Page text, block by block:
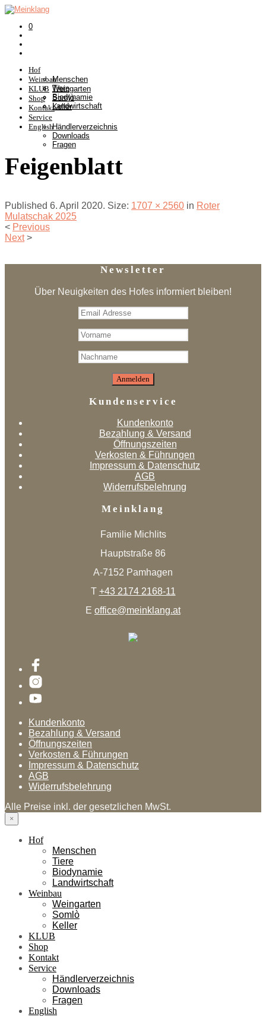
0
Hof
Menschen
Tiere
Biodynamie
Landwirtschaft
Weinbau
Weingarten
Somlò
Keller
KLUB
Shop
Kontakt
Service
Händlerverzeichnis
Downloads
Fragen
English
Feigenblatt
Published 6. April 2020. Size: 1707 × 2560 in Roter
Mulatschak 2025
< Previous
Next >
Newsletter
Über Neuigkeiten des Hofes informiert bleiben!
Kundenservice
Kundenkonto
Bezahlung & Versand
Öffnungszeiten
Verkosten & Führungen
Impressum & Datenschutz
AGB
Widerrufsbelehrung
Meinklang
Familie Michlits
Hauptstraße 86
A-7152 Pamhagen
T +43 2174 2168-11
E office@meinklang.at
Kundenkonto
Bezahlung & Versand
Öffnungszeiten
Verkosten & Führungen
Impressum & Datenschutz
AGB
Widerrufsbelehrung
Alle Preise inkl. der gesetzlichen MwSt.
×
Hof
Menschen
Tiere
Biodynamie
Landwirtschaft
Weinbau
Weingarten
Somlò
Keller
KLUB
Shop
Kontakt
Service
Händlerverzeichnis
Downloads
Fragen
English